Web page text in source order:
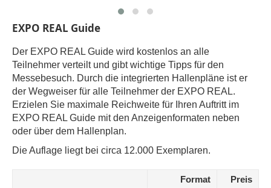
EXPO REAL Guide
Der EXPO REAL Guide wird kostenlos an alle
Teilnehmer verteilt und gibt wichtige Tipps für den
Messebesuch. Durch die integrierten Hallenpläne ist er
der Wegweiser für alle Teilnehmer der EXPO REAL.
Erzielen Sie maximale Reichweite für Ihren Auftritt im
EXPO REAL Guide mit den Anzeigenformaten neben
oder über dem Hallenplan.
Die Auflage liegt bei circa 12.000 Exemplaren.
Format
Preis